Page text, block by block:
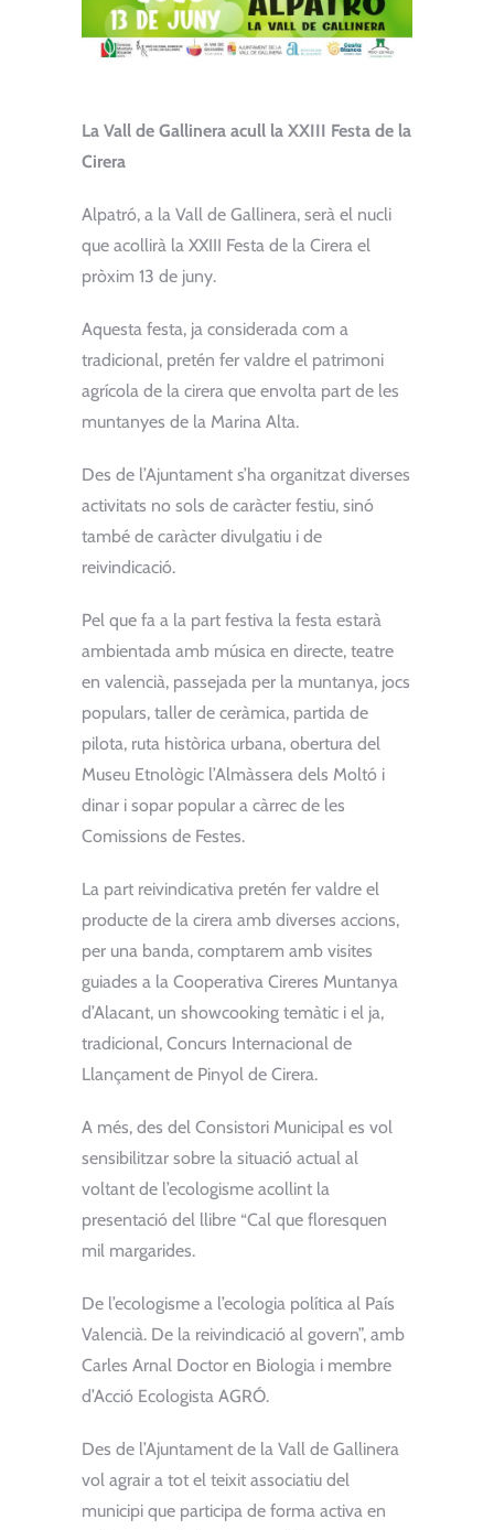
La Vall de Gallinera acull la XXIII Festa de la
Cirera
Alpatró, a la Vall de Gallinera, serà el nucli
que acollirà la XXIII Festa de la Cirera el
pròxim 13 de juny.
Aquesta festa, ja considerada com a
tradicional, pretén fer valdre el patrimoni
agrícola de la cirera que envolta part de les
muntanyes de la Marina Alta.
Des de l’Ajuntament s’ha organitzat diverses
activitats no sols de caràcter festiu, sinó
també de caràcter divulgatiu i de
reivindicació.
Pel que fa a la part festiva la festa estarà
ambientada amb música en directe, teatre
en valencià, passejada per la muntanya, jocs
populars, taller de ceràmica, partida de
pilota, ruta històrica urbana, obertura del
Museu Etnològic l’Almàssera dels Moltó i
dinar i sopar popular a càrrec de les
Comissions de Festes.
La part reivindicativa pretén fer valdre el
producte de la cirera amb diverses accions,
per una banda, comptarem amb visites
guiades a la Cooperativa Cireres Muntanya
d’Alacant, un showcooking temàtic i el ja,
tradicional, Concurs Internacional de
Llançament de Pinyol de Cirera.
A més, des del Consistori Municipal es vol
sensibilitzar sobre la situació actual al
voltant de l’ecologisme acollint la
presentació del llibre “Cal que floresquen
mil margarides.
De l’ecologisme a l’ecologia política al País
Valencià. De la reivindicació al govern”, amb
Carles Arnal Doctor en Biologia i membre
d’Acció Ecologista AGRÓ.
Des de l’Ajuntament de la Vall de Gallinera
vol agrair a tot el teixit associatiu del
municipi que participa de forma activa en